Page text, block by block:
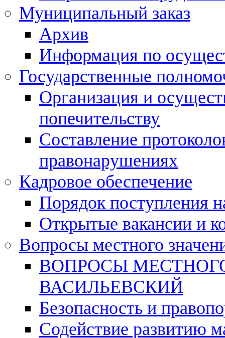
Муниципальный заказ
Архив
Информация по
Государственные
Организация и
попечительству
Составление
правонарушениях
Кадровое обеспечение
Порядок поступления
Открытые вакансии и
Вопросы местного
ВОПРОСЫ
ВАСИЛЬЕВСКИЙ
Безопасность и
Содействие развитию